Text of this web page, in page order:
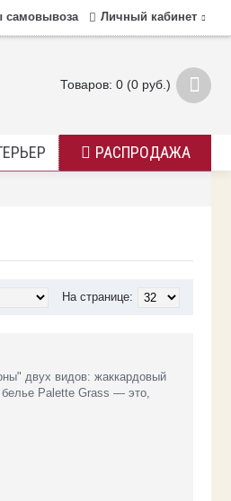
самовывоза Личный кабинет
Товаров: 0 (0 руб.)
РАСПРОДАЖА
На странице:
двух видов: жаккардовый
белье Palette Grass — это,